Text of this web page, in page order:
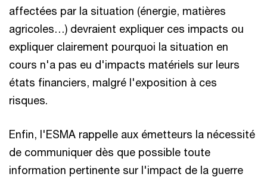
affectées par la situation (énergie, matières
agricoles…) devraient expliquer ces impacts ou
expliquer clairement pourquoi la situation en
cours n'a pas eu d'impacts matériels sur leurs
états financiers, malgré l'exposition à ces
risques.
Enfin, l'ESMA rappelle aux émetteurs la nécessité
de communiquer dès que possible toute
information pertinente sur l'impact de la guerre